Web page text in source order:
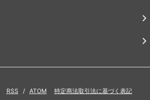
RSS / ATOM 特定商法取引法に基づく表記